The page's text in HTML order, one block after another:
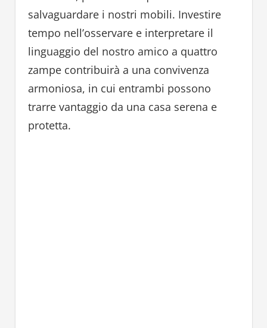
salvaguardare i nostri mobili. Investire
tempo nell’osservare e interpretare il
linguaggio del nostro amico a quattro
zampe contribuirà a una convivenza
armoniosa, in cui entrambi possono
trarre vantaggio da una casa serena e
protetta.